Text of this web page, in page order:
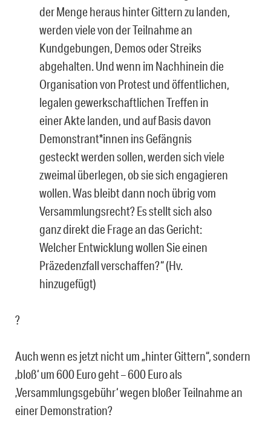
der Menge heraus hinter Gittern zu landen,
werden viele von der Teilnahme an
Kundgebungen, Demos oder Streiks
abgehalten. Und wenn im Nachhinein die
Organisation von Pro­test und öffentlichen,
legalen gewerkschaftlichen Treffen in
einer Akte landen, und auf Basis davon
Demonstrant*innen ins Gefängnis
gesteckt werden sollen, werden sich viele
zweimal überlegen, ob sie sich engagieren
wollen. Was bleibt dann noch übrig vom
Versammlungsrecht? Es stellt sich also
ganz direkt die Frage an das Ge­richt:
Welcher Entwicklung wollen Sie einen
Präzedenzfall verschaffen?“ (Hv.
hinzugefügt)
?
Auch wenn es jetzt nicht um „hinter Gittern“, sondern
‚bloß‘ um 600 Euro geht – 600 Euro als
‚Versammlungsgebühr‘ wegen bloßer Teilnahme an
einer Demonstration?